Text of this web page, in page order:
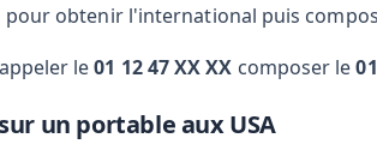
pour obtenir l'international puis
le01 12 47 XX XX composer le
un portable aux USA